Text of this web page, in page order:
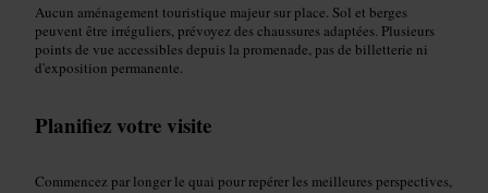
Aucun aménagement touristique majeur sur place. Sol et berges
peuvent être irréguliers, prévoyez des chaussures adaptées. Plusieurs
points de vue accessibles depuis la promenade, pas de billetterie ni
d'exposition permanente.
Planifiez votre visite
Commencez par longer le quai pour repérer les meilleures perspectives,